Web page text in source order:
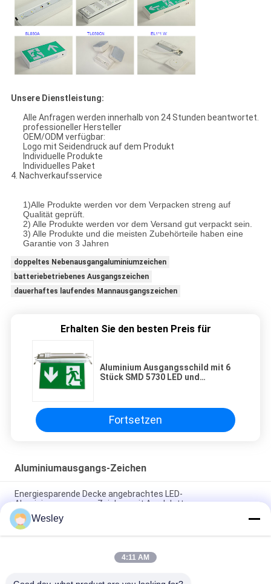
Unsere Dienstleistung:
Alle Anfragen werden innerhalb von 24 Stunden beantwortet.
professioneller Hersteller
OEM/ODM verfügbar:
Logo mit Seidendruck auf dem Produkt
Individuelle Produkte
Individuelles Paket
4. Nachverkaufsservice
1)Alle Produkte werden vor dem Verpacken streng auf
Qualität geprüft.
2) Alle Produkte werden vor dem Versand gut verpackt sein.
3) Alle Produkte und die meisten Zubehörteile haben eine
Garantie von 3 Jahren
doppeltes Nebenausgangaluminiumzeichen
batteriebetriebenes Ausgangszeichen
dauerhaftes laufendes Mannausgangszeichen
Erhalten Sie den besten Preis für
Aluminium Ausgangsschild mit 6
Stück SMD 5730 LED und
Fortsetzen
Aluminiumausgangs-Zeichen
Energiesparende Decke angebrachtes LED-
Aluminiumausgangs-Zeichen mit Acrylplatte
Industrielle Mann-Zeichen-Plastikdecke vertiefte
Notbeleuchtung LED grüne laufende
Aluminium Ausgangsschild mit 6 Stück SMD 5730 LED und
Wesley
4:11 AM